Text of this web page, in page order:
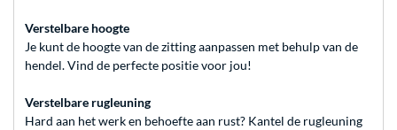
Verstelbare hoogte
Je kunt de hoogte van de zitting aanpassen met behulp van de
hendel. Vind de perfecte positie voor jou!
Verstelbare rugleuning
Hard aan het werk en behoefte aan rust? Kantel de rugleuning